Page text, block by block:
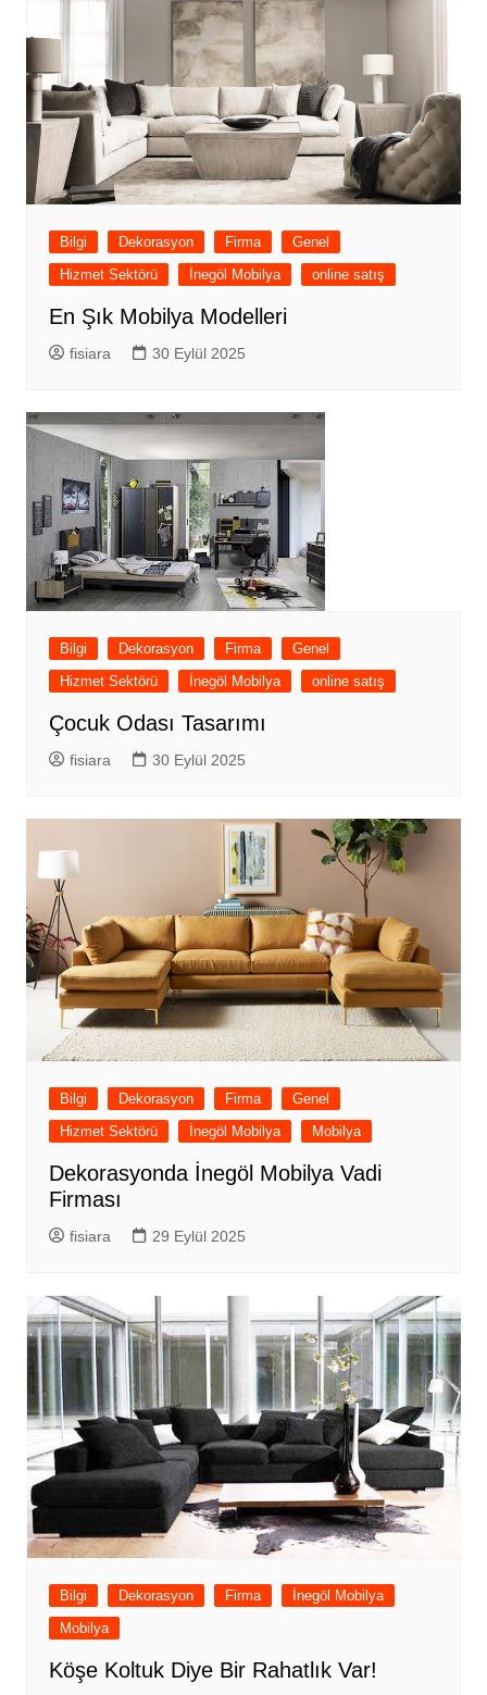
Bilgi Dekorasyon Firma
Genel
Hizmet Sektörü
İnegöl Mobilya online satış
En Şık Mobilya Modelleri
fisiara 30 Eylül 2025
Bilgi Dekorasyon Firma
Genel
Hizmet Sektörü
İnegöl Mobilya online satış
Çocuk Odası Tasarımı
fisiara 30 Eylül 2025
Bilgi Dekorasyon Firma
Genel
Hizmet Sektörü
İnegöl Mobilya Mobilya
Dekorasyonda İnegöl Mobilya Vadi
Firması
fisiara 29 Eylül 2025
Bilgi Dekorasyon Firma
İnegöl Mobilya
Mobilya
Köşe Koltuk Diye Bir Rahatlık Var!